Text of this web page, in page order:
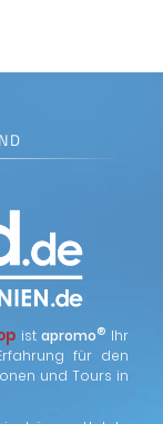
istapromo® Ihr
für den
und Tours in